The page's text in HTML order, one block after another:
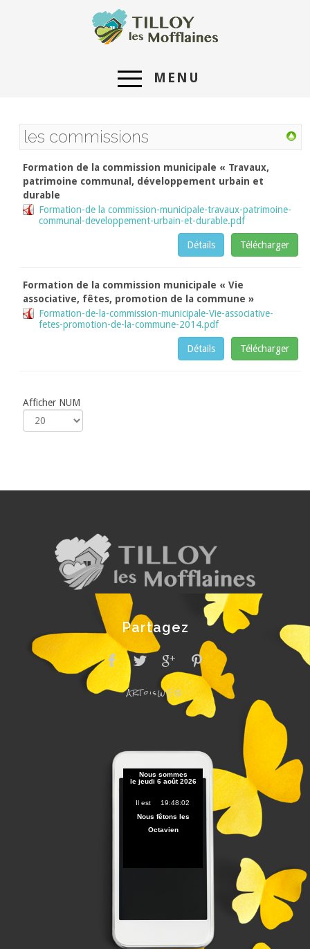
MENU
les commissions
Formation de la commission municipale « Travaux,
patrimoine communal, développement urbain et
durable
Formation-de la commission-municipale-travaux-patrimoine-
communal-developpement-urbain-et-durable.pdf
Télécharger
Détails
Formation de la commission municipale « Vie
associative, fêtes, promotion de la commune »
Formation-de-la-commission-municipale-Vie-associative-
fetes-promotion-de-la-commune-2014.pdf
Télécharger
Détails
Afficher NUM
Partagez
ARToisWEB